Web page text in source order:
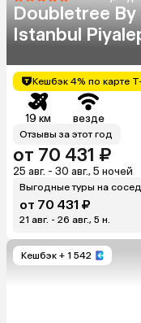
Doubletree
Istanbul
Кешбэк 4% по карте
19 км везде
Отзывы за этот год
от 70 431 ₽
25 авг. - 30 авг., 5 ночей
Выгодные туры на
от 70 431 ₽
21 авг. - 26 авг., 5 н.
Кешбэк + 1 542